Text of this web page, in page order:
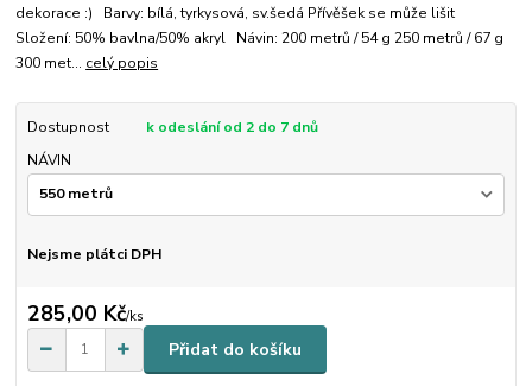
dekorace :) Barvy: bílá, tyrkysová, sv.šedá Přívěšek se může lišit
Složení: 50% bavlna/50% akryl Návin: 200 metrů / 54 g 250 metrů / 67 g
300 met... celý popis
Dostupnost
k odeslání od 2 do 7 dnů
NÁVIN
Nejsme plátci DPH
285,00 Kč/ks
Přidat do košíku